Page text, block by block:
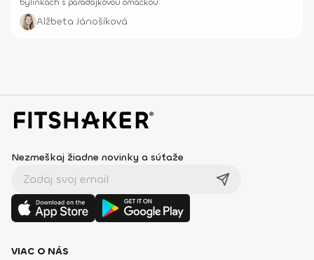
bylinkách s paradajkovou omáčkou.
Alžbeta Jánošíková
Nezmeškaj žiadne novinky a súťaže
VIAC O NÁS